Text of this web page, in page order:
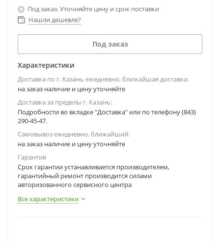
Под заказ. Уточняйте цену и срок поставки
Нашли дешевле?
Под заказ
Характеристики
Доставка по г. Казань ежедневно, ближайшая доставка:
на заказ наличие и цену уточняйте
Доставка за пределы г. Казань:
Подробности во вкладке "Доставка" или по телефону (843)
290-45-47.
Самовывоз ежедневно, ближайший:
на заказ наличие и цену уточняйте
Гарантия
Срок гарантии устанавливается производителем,
гарантийный ремонт производится силами
авторизованного сервисного центра
Все характеристики